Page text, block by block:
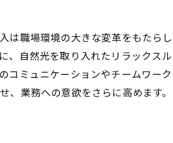
提供するデザインの工夫
寄与する環境の整え方
クス文化がもたらす効果
とイノベーションの関係性
おけるリラックスルームの役割
した快適な空間作り
は職場環境の大きな変革をもたら
、自然光を取り入れたリラックス
コミュニケーションやチームワー
業務への意欲をさらに高めます。